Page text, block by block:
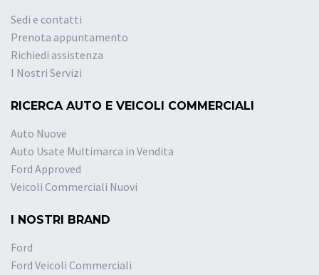
Sedi e contatti
Prenota appuntamento
Richiedi assistenza
I Nostri Servizi
RICERCA AUTO E VEICOLI COMMERCIALI
Auto Nuove
Auto Usate Multimarca in Vendita
Ford Approved
Veicoli Commerciali Nuovi
I NOSTRI BRAND
Ford
Ford Veicoli Commerciali